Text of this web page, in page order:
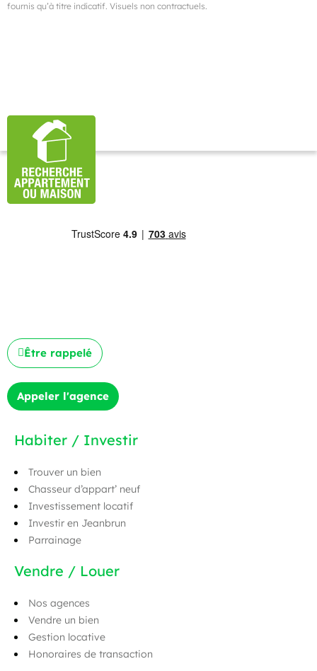
fournis qu’à titre indicatif. Visuels non contractuels.
Être rappelé
Appeler l'agence
Habiter / Investir
Trouver un bien
Chasseur d’appart’ neuf
Investissement locatif
Investir en Jeanbrun
Parrainage
Vendre / Louer
Nos agences
Vendre un bien
Gestion locative
Honoraires de transaction